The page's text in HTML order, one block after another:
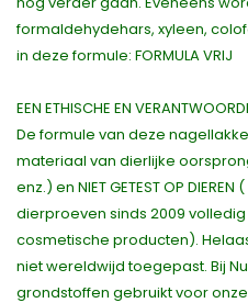
formaldehydehars, xyleen,
in deze formule: FORMULA VRIJ
EEN ETHISCHE EN
De formule van deze
materiaal van dierlijke
enz.) en NIET GETEST OP
dierproeven sinds 2009
cosmetische producten).
niet wereldwijd toegepast. Bij
grondstoffen gebruikt voor